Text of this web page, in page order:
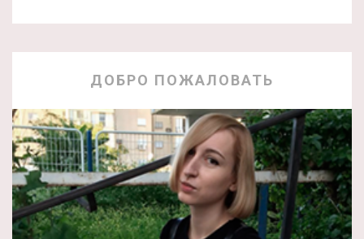
ДОБРО ПОЖАЛОВАТЬ